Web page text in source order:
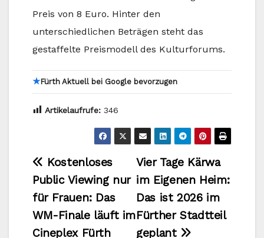
Preis von 8 Euro. Hinter den
unterschiedlichen Beträgen steht das
gestaffelte Preismodell des Kulturforums.
★Fürth Aktuell bei Google bevorzugen
Artikelaufrufe: 346
Beitragsnavigation
Vier Tage Kärwa
im Eigenen Heim:
Das ist 2026 im
Fürther Stadtteil
geplant
Kostenloses
Public Viewing nur
für Frauen: Das
WM-Finale läuft im
Cineplex Fürth